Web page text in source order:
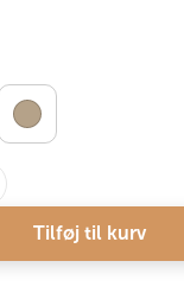
Tilføj til kurv